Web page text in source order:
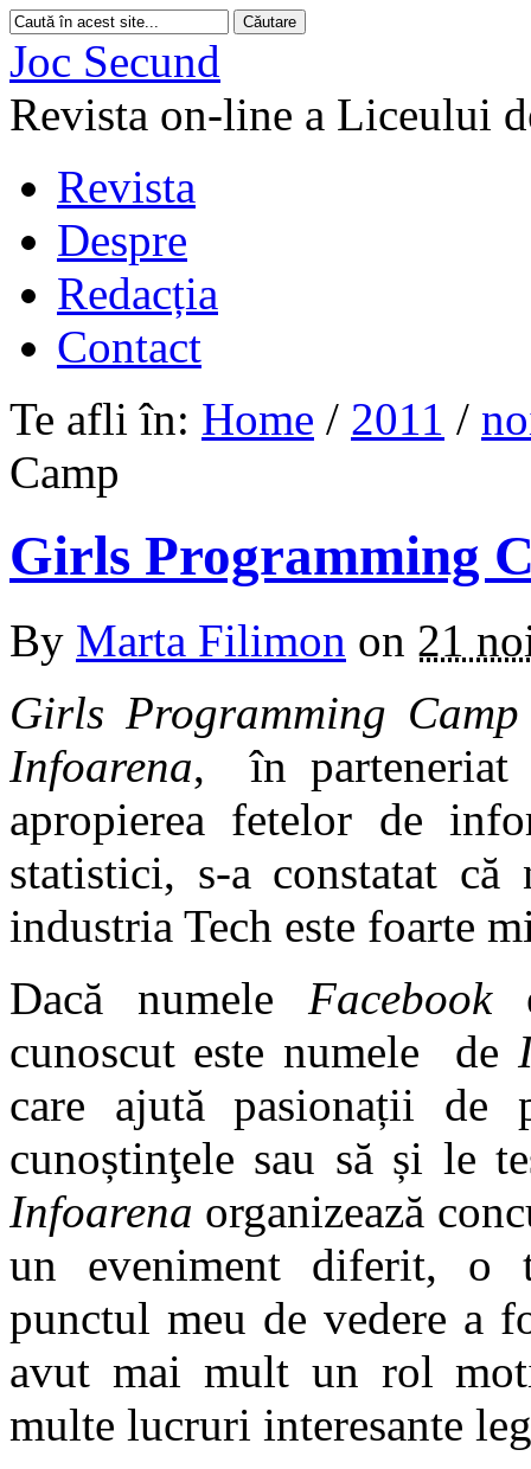
Joc Secund
Revista on-line a Liceului
Revista
Despre
Redacția
Contact
Te afli în: Home / 2011 /
Camp
Girls Programming
By Marta Filimon on 21
Girls Programming Camp
Infoarena, în
apropierea fetelor de
statistici, s-a constatat
industria Tech este foarte
Dacă numele Facebooke
cunoscut este numele de
care ajută pasionații de
cunoștinţele sau să și le
Infoarena organizează
un eveniment diferit, o
punctul meu de vedere a
avut mai mult un rol
multe lucruri interesante